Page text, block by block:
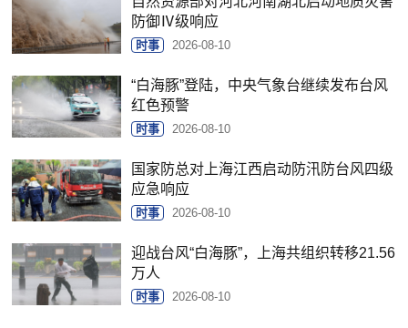
防御Ⅳ级响应
时事 2026-08-10
“白海豚”登陆，中央气象台继续发布台风
红色预警
时事 2026-08-10
国家防总对上海江西启动防汛防台风四级
应急响应
时事 2026-08-10
迎战台风“白海豚”，上海共组织转移21.56
万人
时事 2026-08-10